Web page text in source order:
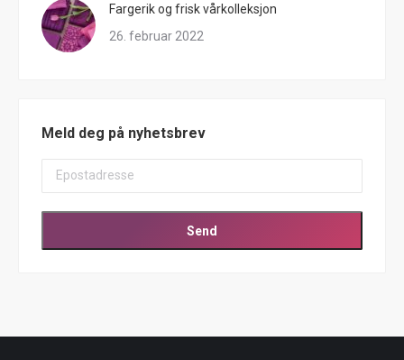
Fargerik og frisk vårkolleksjon
26. februar 2022
Meld deg på nyhetsbrev